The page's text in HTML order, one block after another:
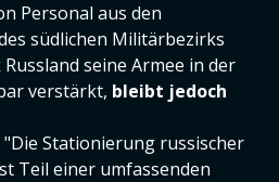
Personal aus den
südlichen Militärbezirks
seine Armee in der
verstärkt, bleibt jedoch
"Die Stationierung russischer
Teil einer umfassenden